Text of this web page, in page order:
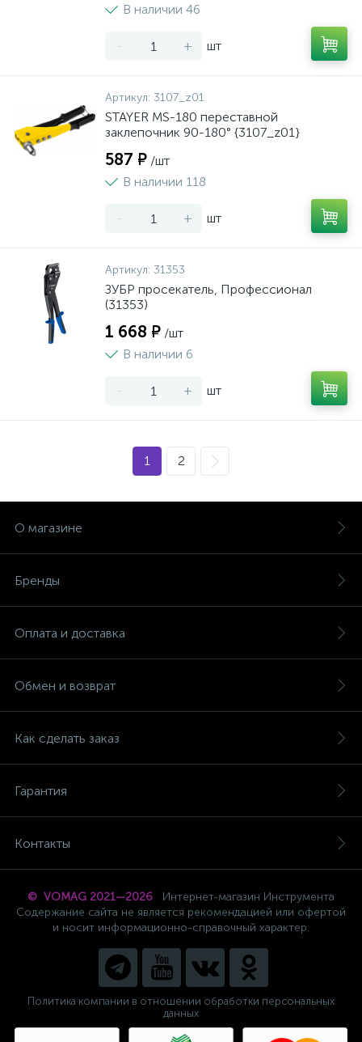
В наличии 46
- + шт
Артикул: 3107_z01
STAYER MS-180 переставной
заклепочник 90-180° {3107_z01}
587 ₽ /шт
В наличии 118
- + шт
Артикул: 31353
ЗУБР просекатель, Профессионал
(31353)
1 668 ₽ /шт
В наличии 6
- + шт
1 2
О магазине
Бренды
Оплата и доставка
Обмен и возврат
Как сделать заказ
Гарантия
Контакты
© VOMAG 2021—2026
Интернет-магазин Инструмента
Содержание сайта не является рекомендацией или офертой
и носит информационно-справочный характер.
Политика компании в отношении обработки персональных
данных